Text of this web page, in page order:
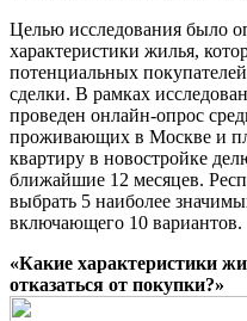
Целью исследования было
характеристики жилья,
потенциальных покупателей
сделки. В рамках
проведен онлайн-опрос
проживающих в Москве и
квартиру в новостройке
ближайшие 12 месяцев.
выбрать 5 наиболее
включающего 10 вариантов.
«Какие характеристики
отказаться от покупки?»